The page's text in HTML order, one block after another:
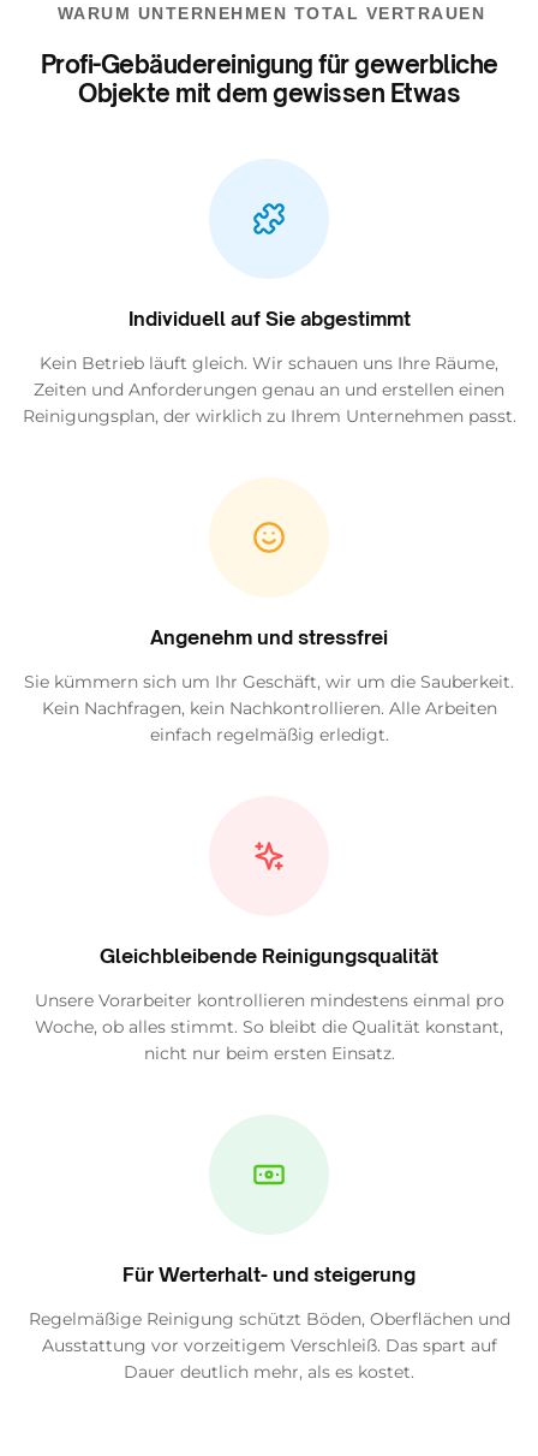
WARUM UNTERNEHMEN TOTAL VERTRAUEN
Profi-Gebäudereinigung für gewerbliche
Objekte mit dem gewissen Etwas
Individuell auf Sie abgestimmt
Kein Betrieb läuft gleich. Wir schauen uns Ihre Räume,
Zeiten und Anforderungen genau an und erstellen einen
Reinigungsplan, der wirklich zu Ihrem Unternehmen passt.
Angenehm und stressfrei
Sie kümmern sich um Ihr Geschäft, wir um die Sauberkeit.
Kein Nachfragen, kein Nachkontrollieren. Alle Arbeiten
einfach regelmäßig erledigt.
Gleichbleibende Reinigungsqualität
Unsere Vorarbeiter kontrollieren mindestens einmal pro
Woche, ob alles stimmt. So bleibt die Qualität konstant,
nicht nur beim ersten Einsatz.
Für Werterhalt- und steigerung
Regelmäßige Reinigung schützt Böden, Oberflächen und
Ausstattung vor vorzeitigem Verschleiß. Das spart auf
Dauer deutlich mehr, als es kostet.